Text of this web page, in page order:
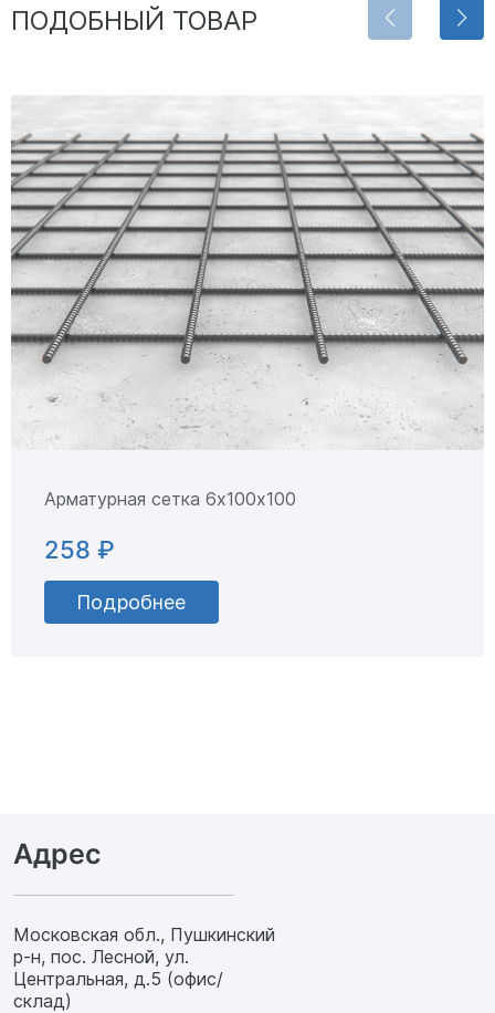
ПОДОБНЫЙ ТОВАР
Арматурная сетка 6х100х100
258 ₽
Подробнее
Адрес
Московская обл., Пушкинский
р-н, пос. Лесной, ул.
Центральная, д.5 (офис/
склад)